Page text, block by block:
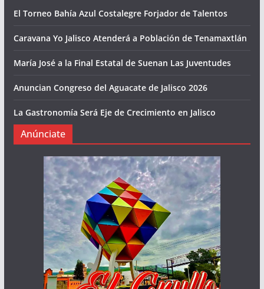
El Torneo Bahía Azul Costalegre Forjador de Talentos
Caravana Yo Jalisco Atenderá a Población de Tenamaxtlán
María José a la Final Estatal de Suenan Las Juventudes
Anuncian Congreso del Aguacate de Jalisco 2026
La Gastronomía Será Eje de Crecimiento en Jalisco
Anúnciate